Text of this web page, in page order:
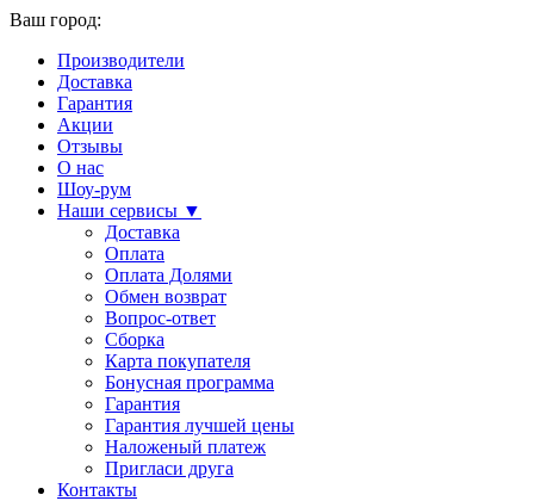
Ваш город:
Производители
Доставка
Гарантия
Акции
Отзывы
О нас
Шоу-рум
Наши сервисы ▼
Доставка
Оплата
Оплата Долями
Обмен возврат
Вопрос-ответ
Сборка
Карта покупателя
Бонусная программа
Гарантия
Гарантия лучшей цены
Наложеный платеж
Пригласи друга
Контакты